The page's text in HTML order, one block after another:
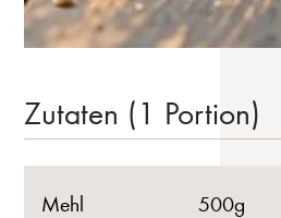
Zutaten (1 Portion)
Mehl
500g